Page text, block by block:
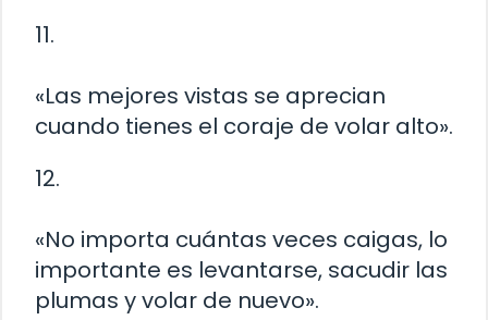
11.
«Las mejores vistas se aprecian
cuando tienes el coraje de volar alto».
12.
«No importa cuántas veces caigas, lo
importante es levantarse, sacudir las
plumas y volar de nuevo».